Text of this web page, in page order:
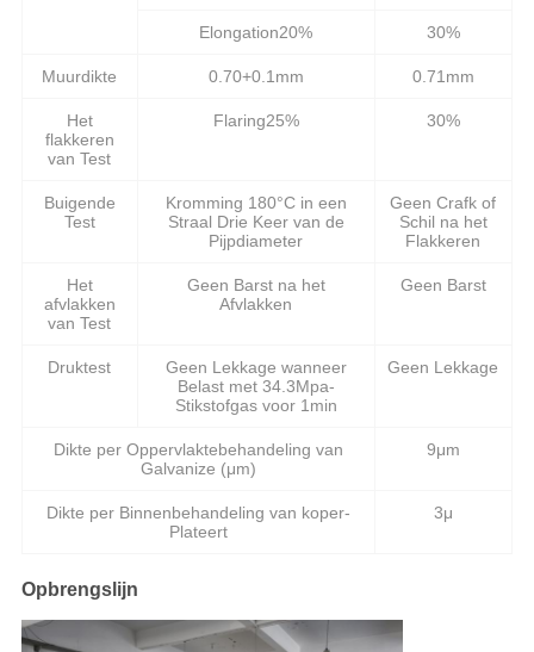
Elongation20% 30%
Muurdikte 0.70+0.1mm 0.71mm
Het
flakkeren
van Test
Flaring25% 30%
Buigende
Test
Kromming 180°C in een
Straal Drie Keer van de
Pijpdiameter
Geen Crafk of
Schil na het
Flakkeren
Het
afvlakken
van Test
Geen Barst na het
Afvlakken
Geen Barst
Druktest
Geen Lekkage wanneer
Belast met 34.3Mpa-
Stikstofgas voor 1min
Geen Lekkage
Dikte per Oppervlaktebehandeling van
Galvanize (μm)
9μm
Dikte per Binnenbehandeling van koper-
Plateert
3μ
Opbrengslijn